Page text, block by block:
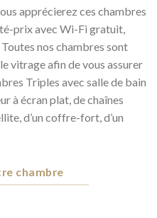
apprécierez ces chambres
prix avec Wi-Fi gratuit,
nos chambres sont
vitrage afin de vous assurer
Triples avec salle de bain
à écran plat, de chaînes
d’un coffre-fort, d’un
chambre